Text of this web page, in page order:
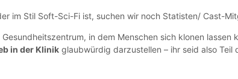
im Stil Soft-Sci-Fi ist, suchen wir noch Statisten/ Cast-
in dem Menschen sich klonen lassen
in der Klinik glaubwürdig darzustellen – ihr seid also Teil